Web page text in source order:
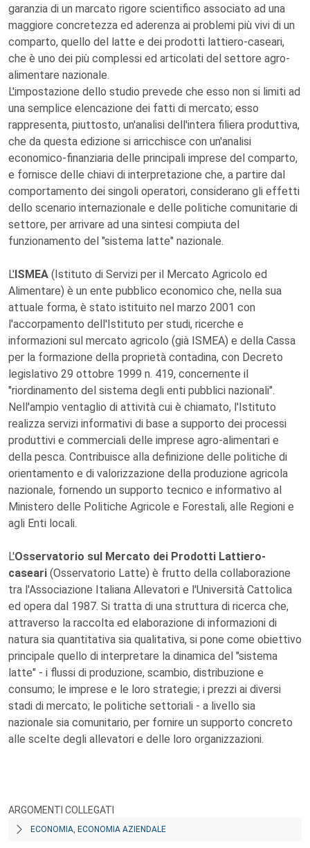
garanzia di un marcato rigore scientifico associato ad una
maggiore concretezza ed aderenza ai problemi più vivi di un
comparto, quello del latte e dei prodotti lattiero-caseari,
che è uno dei più complessi ed articolati del settore agro-
alimentare nazionale.
L'impostazione dello studio prevede che esso non si limiti ad
una semplice elencazione dei fatti di mercato; esso
rappresenta, piuttosto, un'analisi dell'intera filiera produttiva,
che da questa edizione si arricchisce con un'analisi
economico-finanziaria delle principali imprese del comparto,
e fornisce delle chiavi di interpretazione che, a partire dal
comportamento dei singoli operatori, considerano gli effetti
dello scenario internazionale e delle politiche comunitarie di
settore, per arrivare ad una sintesi compiuta del
funzionamento del "sistema latte" nazionale.
L'ISMEA (Istituto di Servizi per il Mercato Agricolo ed
Alimentare) è un ente pubblico economico che, nella sua
attuale forma, è stato istituito nel marzo 2001 con
l'accorpamento dell'Istituto per studi, ricerche e
informazioni sul mercato agricolo (già ISMEA) e della Cassa
per la formazione della proprietà contadina, con Decreto
legislativo 29 ottobre 1999 n. 419, concernente il
"riordinamento del sistema degli enti pubblici nazionali".
Nell'ampio ventaglio di attività cui è chiamato, l'Istituto
realizza servizi informativi di base a supporto dei processi
produttivi e commerciali delle imprese agro-alimentari e
della pesca. Contribuisce alla definizione delle politiche di
orientamento e di valorizzazione della produzione agricola
nazionale, fornendo un supporto tecnico e informativo al
Ministero delle Politiche Agricole e Forestali, alle Regioni e
agli Enti locali.
L'Osservatorio sul Mercato dei Prodotti Lattiero-
caseari (Osservatorio Latte) è frutto della collaborazione
tra l'Associazione Italiana Allevatori e l'Università Cattolica
ed opera dal 1987. Si tratta di una struttura di ricerca che,
attraverso la raccolta ed elaborazione di informazioni di
natura sia quantitativa sia qualitativa, si pone come obiettivo
principale quello di interpretare la dinamica del "sistema
latte" - i flussi di produzione, scambio, distribuzione e
consumo; le imprese e le loro strategie; i prezzi ai diversi
stadi di mercato; le politiche settoriali - a livello sia
nazionale sia comunitario, per fornire un supporto concreto
alle scelte degli allevatori e delle loro organizzazioni.
ARGOMENTI COLLEGATI
ECONOMIA, ECONOMIA AZIENDALE